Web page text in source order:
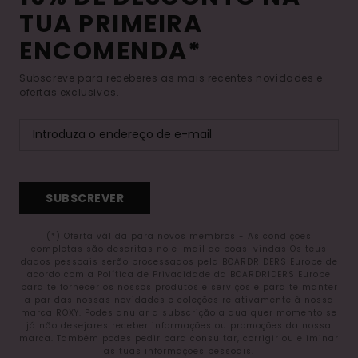
TUA PRIMEIRA
ENCOMENDA*
Subscreve para receberes as mais recentes novidades e
ofertas exclusivas.
SUBSCREVER
(*) Oferta válida para novos membros - As condições
completas são descritas no e-mail de boas-vindas Os teus
dados pessoais serão processados pela BOARDRIDERS Europe de
acordo com a Política de Privacidade da BOARDRIDERS Europe
para te fornecer os nossos produtos e serviços e para te manter
a par das nossas novidades e coleções relativamente à nossa
marca ROXY. Podes anular a subscrição a qualquer momento se
já não desejares receber informações ou promoções da nossa
marca. Também podes pedir para consultar, corrigir ou eliminar
as tuas informações pessoais.